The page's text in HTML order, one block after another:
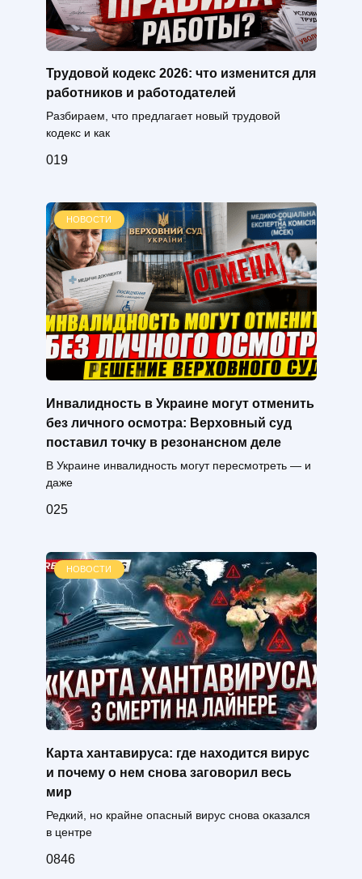
Трудовой кодекс 2026: что изменится для
работников и работодателей
Разбираем, что предлагает новый трудовой
кодекс и как
019
НОВОСТИ
Инвалидность в Украине могут отменить
без личного осмотра: Верховный суд
поставил точку в резонансном деле
В Украине инвалидность могут пересмотреть — и
даже
025
НОВОСТИ
Карта хантавируса: где находится вирус
и почему о нем снова заговорил весь
мир
Редкий, но крайне опасный вирус снова оказался
в центре
0846